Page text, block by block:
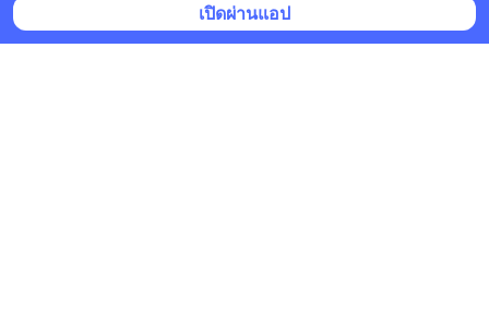
เปิดผ่านแอป
InfoQuestNews - สำนักข่าวอินโฟเควสท์